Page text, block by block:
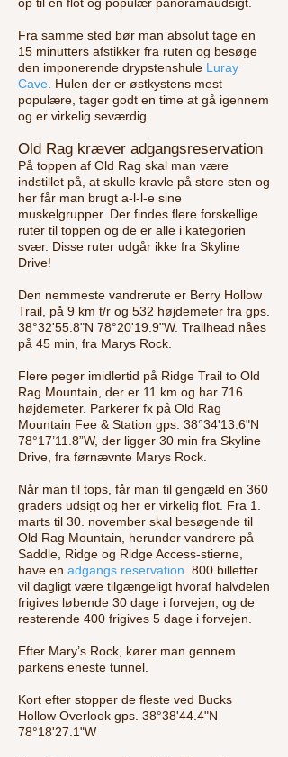
Fra samme sted bør man absolut tage en
15 minutters afstikker fra ruten og besøge
den imponerende drypstenshule Luray
Cave . Hulen der er østkystens mest
populære, tager godt en time at gå igennem
og er virkelig seværdig.
Old Rag kræver adgangsreservation
På toppen af Old Rag skal man være
indstillet på, at skulle kravle på store sten og
her får man brugt a-l-l-e sine
muskelgrupper. Der findes flere forskellige
ruter til toppen og de er alle i kategorien
svær. Disse ruter udgår ikke fra Skyline
Drive!
Den nemmeste vandrerute er Berry Hollow
Trail, på 9 km t/r og 532 højdemeter fra gps.
38°32'55.8"N 78°20'19.9"W. Trailhead nåes
på 45 min, fra Marys Rock.
Flere peger imidlertid på Ridge Trail to Old
Rag Mountain, der er 11 km og har 716
højdemeter. Parkerer fx på Old Rag
Mountain Fee & Station gps. 38°34'13.6"N
78°17’11.8”W, der ligger 30 min fra Skyline
Drive, fra førnævnte Marys Rock.
Når man til tops, får man til gengæld en 360
graders udsigt og her er virkelig flot. Fra 1.
marts til 30. november skal besøgende til
Old Rag Mountain, herunder vandrere på
Saddle, Ridge og Ridge Access-stierne,
have en adgangs reservation . 800 billetter
vil dagligt være tilgængeligt hvoraf halvdelen
frigives løbende 30 dage i forvejen, og de
resterende 400 frigives 5 dage i forvejen.
Efter Mary’s Rock, kører man gennem
parkens eneste tunnel.
Kort efter stopper de fleste ved Bucks
Hollow Overlook gps. 38°38'44.4"N
78°18'27.1"W